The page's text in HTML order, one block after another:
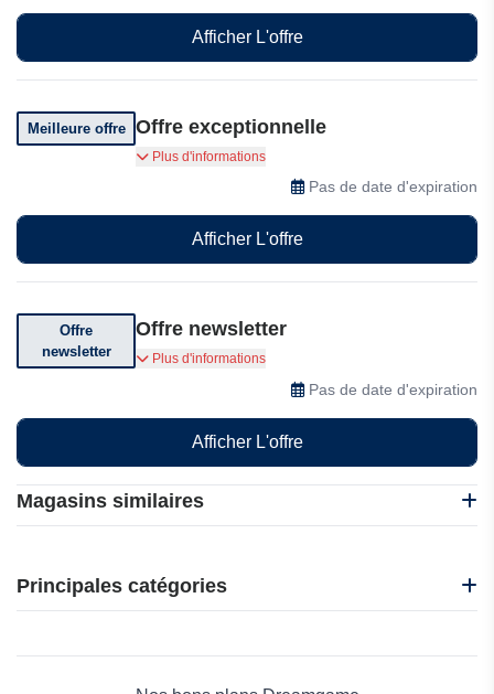
Magasins similaires
Ragnarok
Vidoleo
World of Tanks
Principales catégories
Afficher L'offre
Meilleure offre Offre exceptionnelle
Profitez d'offres exceptionnelles
Plus d'informations
Pas de date d'expiration
Afficher L'offre
Offre
newsletter
Offre newsletter
Abonnez-vous pour bénéficier de remises
Plus d'informations
Pas de date d'expiration
Afficher L'offre